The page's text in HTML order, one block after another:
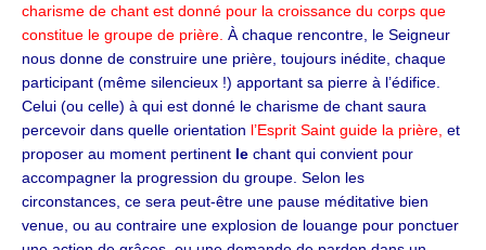
charisme de chant est donné pour la croissance du corps que
constitue le groupe de prière. À chaque rencontre, le Seigneur
nous donne de construire une prière, toujours inédite, chaque
participant (même silencieux !) apportant sa pierre à l’édifice.
Celui (ou celle) à qui est donné le charisme de chant saura
percevoir dans quelle orientation l’Esprit Saint guide la prière, et
proposer au moment pertinent le chant qui convient pour
accompagner la progression du groupe. Selon les
circonstances, ce sera peut-être une pause méditative bien
venue, ou au contraire une explosion de louange pour ponctuer